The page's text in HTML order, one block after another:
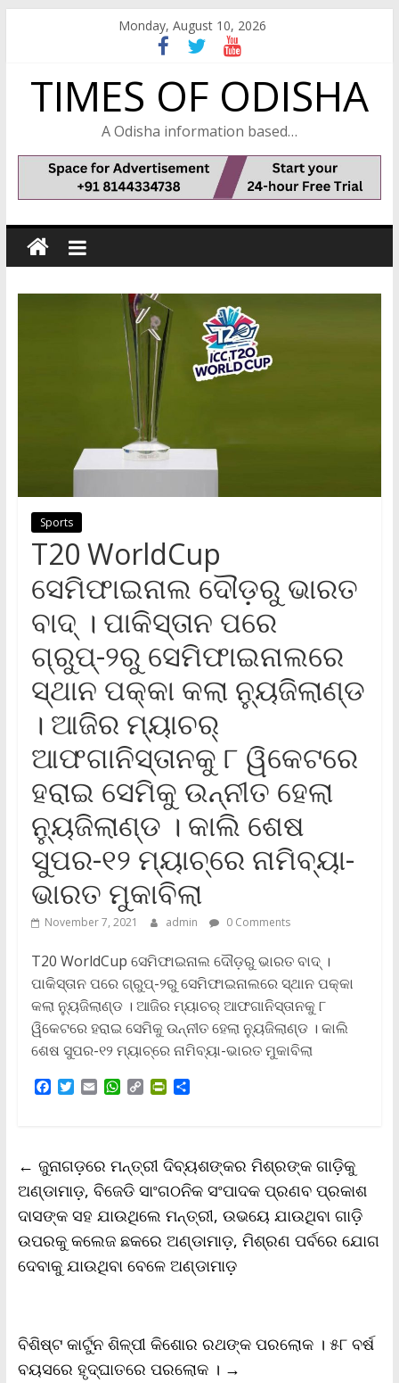
Monday, August 10, 2026
TIMES OF ODISHA
A Odisha information based…
Sports
T20 WorldCup
ସେମିଫାଇନାଲ ଦୌଡ଼ରୁ ଭାରତ
ବାଦ୍‌ । ପାକିସ୍ତାନ ପରେ
ଗ୍ରୁପ୍‌-୨ରୁ ସେମିଫାଇନାଲରେ
ସ୍ଥାନ ପକ୍କା କଲା ନ୍ୟୁଜିଲାଣ୍ଡ
। ଆଜିର ମ୍ୟାଚର୍‌
ଆଫଗାନିସ୍ତାନକୁ ୮ ୱିକେଟରେ
ହରାଇ ସେମିକୁ ଉନ୍ନୀତ ହେଲା
ନ୍ୟୁଜିଲାଣ୍ଡ । କାଲି ଶେଷ
ସୁପର-୧୨ ମ୍ୟାଚ୍‌ରେ ନାମିବ୍ୟା-
ଭାରତ ମୁକାବିଲା
November 7, 2021 admin 0 Comments
T20 WorldCup ସେମିଫାଇନାଲ ଦୌଡ଼ରୁ ଭାରତ ବାଦ୍‌ ।
ପାକିସ୍ତାନ ପରେ ଗ୍ରୁପ୍‌-୨ରୁ ସେମିଫାଇନାଲରେ ସ୍ଥାନ ପକ୍କା
କଲା ନ୍ୟୁଜିଲାଣ୍ଡ । ଆଜିର ମ୍ୟାଚର୍‌ ଆଫଗାନିସ୍ତାନକୁ ୮
ୱିକେଟରେ ହରାଇ ସେମିକୁ ଉନ୍ନୀତ ହେଲା ନ୍ୟୁଜିଲାଣ୍ଡ । କାଲି
ଶେଷ ସୁପର-୧୨ ମ୍ୟାଚ୍‌ରେ ନାମିବ୍ୟା-ଭାରତ ମୁକାବିଲା
F
o
o
k
T
e
r
E
W
A
p
p
C
i
n
k
P
F
r
i
e
n
d
S
← ଜୁନାଗଡ଼ରେ ମନ୍ତ୍ରୀ ଦିବ୍ୟଶଙ୍କର ମିଶ୍ରଙ୍କ ଗାଡ଼ିକୁ
ଅଣ୍ଡାମାଡ଼, ବିଜେଡି ସାଂଗଠନିକ ସଂପାଦକ ପ୍ରଣବ ପ୍ରକାଶ
ଦାସଙ୍କ ସହ ଯାଉଥିଲେ ମନ୍ତ୍ରୀ, ଉଭୟେ ଯାଉଥିବା ଗାଡ଼ି
ଉପରକୁ କଲେଜ ଛକରେ ଅଣ୍ଡାମାଡ଼, ମିଶ୍ରଣ ପର୍ବରେ ଯୋଗ
ଦେବାକୁ ଯାଉଥିବା ବେଳେ ଅଣ୍ଡାମାଡ଼
ବିଶିଷ୍ଟ କାର୍ଟୁନ ଶିଳ୍ପୀ କିଶୋର ରଥଙ୍କ ପରଲୋକ । ୫୮ ବର୍ଷ
ବୟସରେ ହୃଦ୍‌ଘାତରେ ପରଲୋକ । →